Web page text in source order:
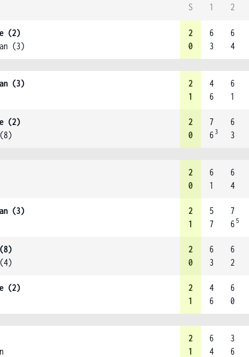
S 1 2
(2)
(3)
2
0
6
3
6
4
(3)
2
1
4
6
6
1
(2)
2
0
7
6 3
6
3
2
0
6
1
6
4
(3)
2
1
5
7
7
6 5
2
0
6
3
6
2
(2)
2
1
4
6
6
0
2
1
6
4
3
6